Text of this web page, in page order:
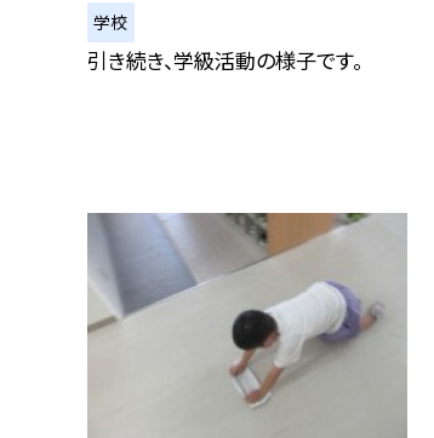
学校
引き続き、学級活動の様子です。